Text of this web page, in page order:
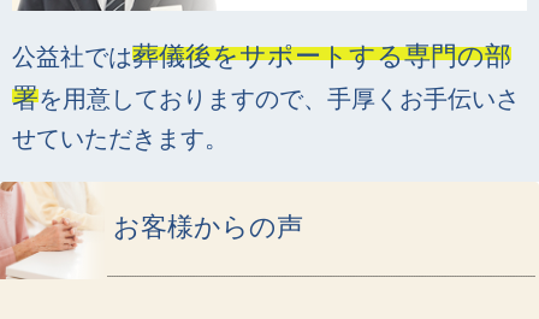
公益社では葬儀後をサポートする専門の部
署を用意しておりますので、手厚くお手伝いさ
せていただきます。
お客様からの声